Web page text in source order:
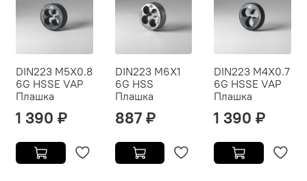
DIN223 M5X0.8
6G HSSE VAP
Плашка
1 390 ₽
DIN223 M6X1
6G HSS
Плашка
887 ₽
DIN223 M4X0.7
6G HSSE VAP
Плашка
1 390 ₽